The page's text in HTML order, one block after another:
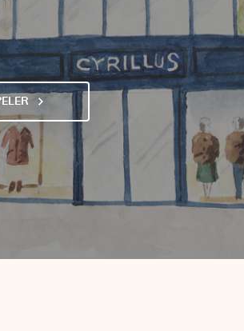
AFFICHER
LE
NUMÉRO
DE
TÉLÉPHONE
POINT
DE